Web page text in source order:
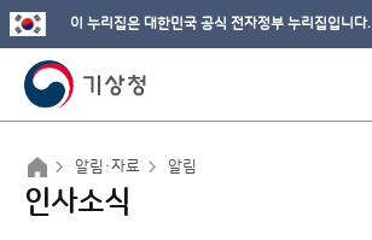
이 누리집은 대한민국 공식 전자정부 누리집입니다.
알림·자료 알림
인사소식